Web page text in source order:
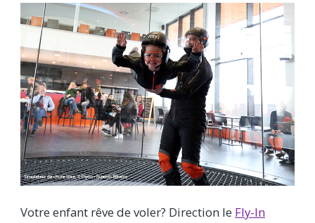
Votre enfant rêve de voler? Direction le Fly-In